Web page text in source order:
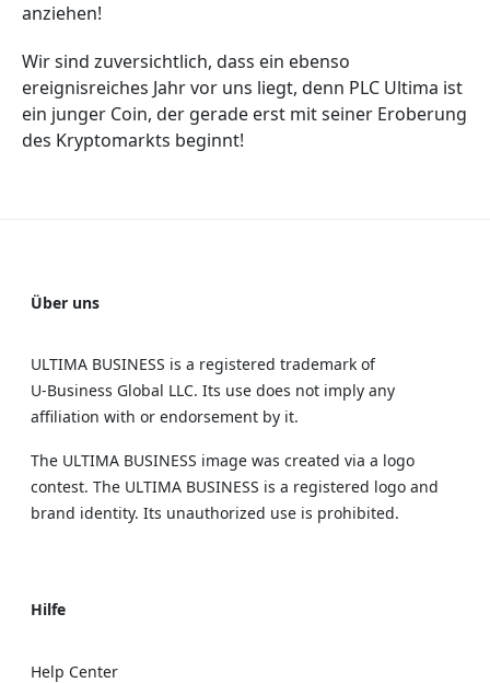
anziehen!
Wir sind zuversichtlich, dass ein ebenso
ereignisreiches Jahr vor uns liegt, denn PLC Ultima ist
ein junger Coin, der gerade erst mit seiner Eroberung
des Kryptomarkts beginnt!
Über uns
ULTIMA BUSINESS is a registered trademark of
U‑Business Global LLC. Its use does not imply any
affiliation with or endorsement by it.
The ULTIMA BUSINESS image was created via a logo
contest. The ULTIMA BUSINESS is a registered logo and
brand identity. Its unauthorized use is prohibited.
Hilfe
Help Center